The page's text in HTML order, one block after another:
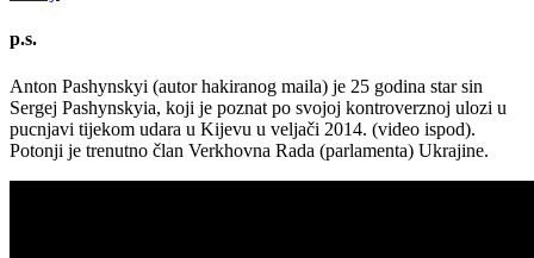
p.s.
Anton Pashynskyi (autor hakiranog maila) je 25 godina star sin
Sergej Pashynskyia, koji je poznat po svojoj kontroverznoj ulozi u
pucnjavi tijekom udara u Kijevu u veljači 2014. (video ispod).
Potonji je trenutno član Verkhovna Rada (parlamenta) Ukrajine.